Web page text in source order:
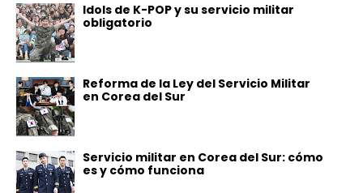
Idols de K-POP y su servicio militar
obligatorio
Reforma de la Ley del Servicio Militar
en Corea del Sur
Servicio militar en Corea del Sur: cómo
es y cómo funciona